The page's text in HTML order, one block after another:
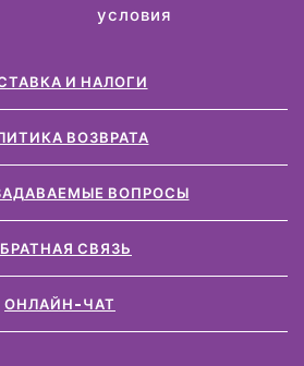
условия
И НАЛОГИ
ВОЗВРАТА
ВОПРОСЫ
СВЯЗЬ
ОНЛАЙН-ЧАТ